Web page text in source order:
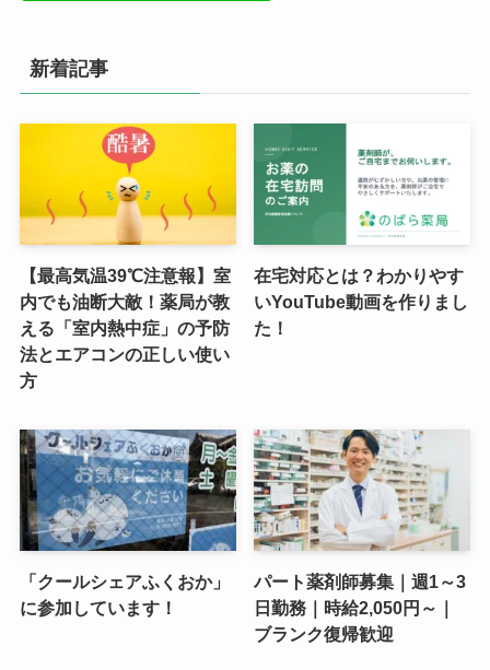
新着記事
【最高気温39℃注意報】室
内でも油断大敵！薬局が教
える「室内熱中症」の予防
法とエアコンの正しい使い
方
在宅対応とは？わかりやす
いYouTube動画を作りまし
た！
「クールシェアふくおか」
に参加しています！
パート薬剤師募集｜週1～3
日勤務｜時給2,050円～｜
ブランク復帰歓迎